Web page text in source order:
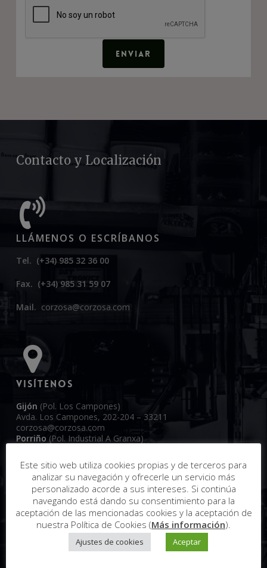
Contacto y Localización
LLÁMENOS O ESCRÍBANOS
Tel. (+34) 985 32 36 00
Fax. (+34) 985 31 59 07
Mail. corzosa@corzosa.com
VISÍTENOS
Gijón (Pol. Los Campones)
Avda. Los Campones, 202-204 – 33211
corzosa@corzosa.com
Porriño(Pol. Industrial A Granxa)
ja.rodriguez@corzosa.com
Este sitio web utiliza cookies propias y de terceros para
analizar su navegación y ofrecerle un servicio más
personalizado acorde a sus intereses. Si continúa
navegando está dando su consentimiento para la
aceptación de las mencionadas cookies y la aceptación de
nuestra Política de Cookies (Más información).
Ajustes de cookies Aceptar